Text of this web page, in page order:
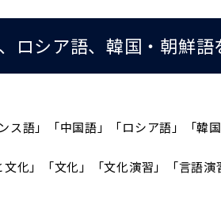
ロシア語、韓国・朝鮮語
語」「中国語」「ロシア語」「韓
化」「文化」「文化演習」「言語